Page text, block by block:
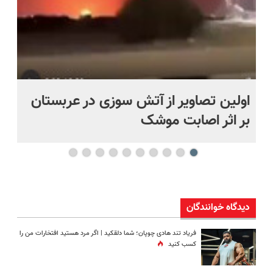
اولین تصاویر از آتش سوزی در عربستان
بر اثر اصابت موشک
دیدگاه خوانندگان
فریاد تند هادی چوپان؛‌ شما دلقکید | اگر مرد هستید افتخارات من را
کسب کنید